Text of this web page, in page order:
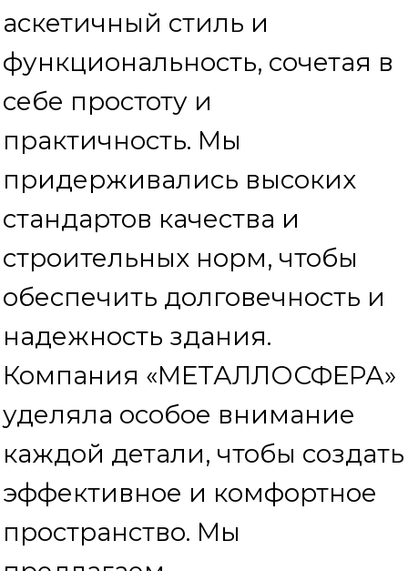
каждой детали, чтобы создать
эффективное и комфортное
пространство. Мы
предлагаем
индивидуальный подход для
гарантируем выполнение в
срок.
Мы благодарны ГБУ
«Жилищник района
Сокольники» за доверие.
Команда «МЕТАЛЛОСФЕРА»
готова поддерживать
долгосрочные партнерские
отношения и предложить
свои услуги и в будущих
проектах.
Подписывайтесь на наши